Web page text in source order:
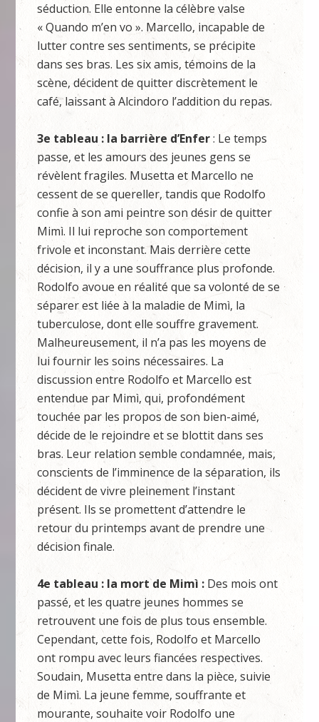
séduction. Elle entonne la célèbre valse
« Quando m’en vo ». Marcello, incapable de
lutter contre ses sentiments, se précipite
dans ses bras. Les six amis, témoins de la
scène, décident de quitter discrètement le
café, laissant à Alcindoro l’addition du repas.
3e tableau : la barrière d’Enfer: Le temps
passe, et les amours des jeunes gens se
révèlent fragiles. Musetta et Marcello ne
cessent de se quereller, tandis que Rodolfo
confie à son ami peintre son désir de quitter
Mimì. Il lui reproche son comportement
frivole et inconstant. Mais derrière cette
décision, il y a une souffrance plus profonde.
Rodolfo avoue en réalité que sa volonté de se
séparer est liée à la maladie de Mimì, la
tuberculose, dont elle souffre gravement.
Malheureusement, il n’a pas les moyens de
lui fournir les soins nécessaires. La
discussion entre Rodolfo et Marcello est
entendue par Mimì, qui, profondément
touchée par les propos de son bien-aimé,
décide de le rejoindre et se blottit dans ses
bras. Leur relation semble condamnée, mais,
conscients de l’imminence de la séparation, ils
décident de vivre pleinement l’instant
présent. Ils se promettent d’attendre le
retour du printemps avant de prendre une
décision finale.
4e tableau : la mort de Mimì : Des mois ont
passé, et les quatre jeunes hommes se
retrouvent une fois de plus tous ensemble.
Cependant, cette fois, Rodolfo et Marcello
ont rompu avec leurs fiancées respectives.
Soudain, Musetta entre dans la pièce, suivie
de Mimì. La jeune femme, souffrante et
mourante, souhaite voir Rodolfo une